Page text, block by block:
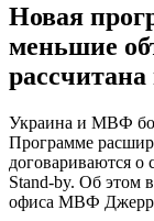
Новая
меньшие
рассчитана
Украина и МВФ
Программе
договариваются о
Stand-by. Об этом
офиса МВФ